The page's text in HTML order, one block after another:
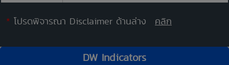
* โปรดพิจารณา Disclaimer ด้านล่าง คลิก
DW Indicators